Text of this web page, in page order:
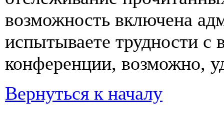
возможность включена
испытываете трудности с
конференции, возможно,
Вернуться к началу